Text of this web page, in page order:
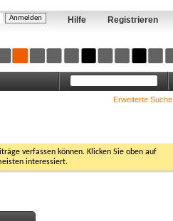
Registrieren
Hilfe
Erweiterte Suche
verfassen können. Klicken Sie oben auf
interessiert.